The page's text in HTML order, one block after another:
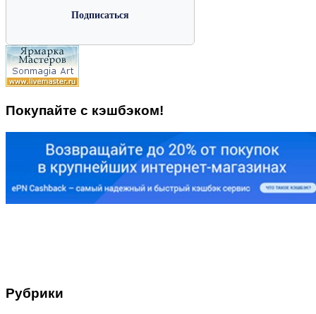
Покупайте с кэшбэком!
Рубрики